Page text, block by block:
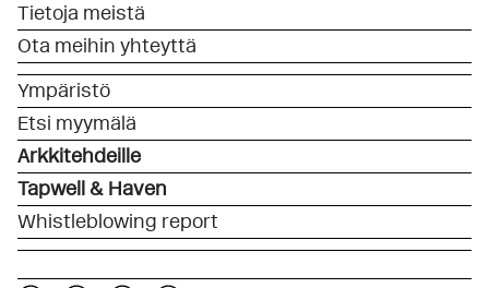
Tietoja meistä
Ota meihin yhteyttä
Ympäristö
Etsi myymälä
Arkkitehdeille
Tapwell & Haven
Whistleblowing report